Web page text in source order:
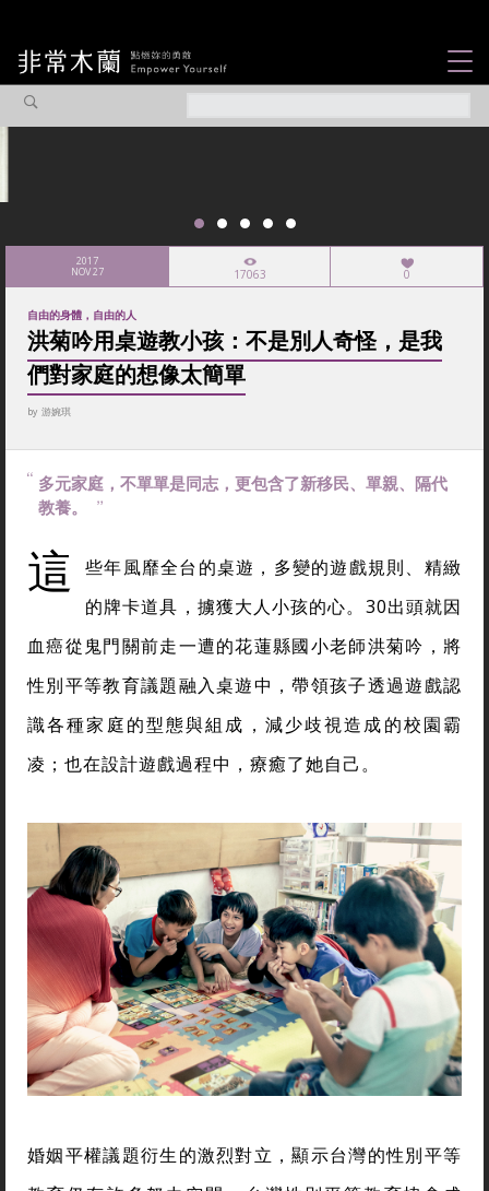
社會企業
認識我們
NOV 27 17063
自由的身體，自由的人
們對家庭的想像太簡單
多元家庭，不單單是同志，更包含了新移民、單親、隔代
這 些年風靡全台的桌遊，多變的遊戲規則、精緻
血癌從鬼門關前走一遭的花蓮縣國小老師洪菊吟，將
性別平等教育議題融入桌遊中，帶領孩子透過遊戲認
識各種家庭的型態與組成，減少歧視造成的校園霸
凌；也在設計遊戲過程中，療癒了她自己。